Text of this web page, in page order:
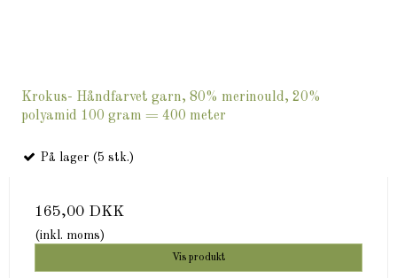
Krokus- Håndfarvet garn, 80% merinould, 20%
polyamid 100 gram = 400 meter
På lager (5 stk.)
165,00 DKK
(inkl. moms)
Vis produkt